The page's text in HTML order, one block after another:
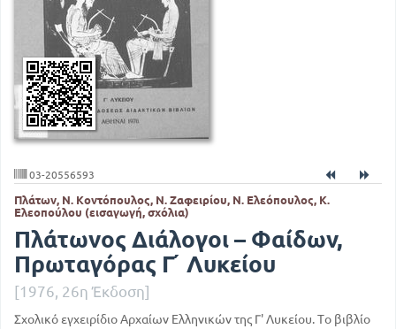
03-20556593
Πλάτων, Ν. Κοντόπουλος, Ν. Ζαφειρίου, Ν. Ελεόπουλος, Κ.
Ελεοπούλου (εισαγωγή, σχόλια)
Πλάτωνος Διάλογοι – Φαίδων,
Πρωταγόρας Γ ́ Λυκείου
[1976, 26η Έκδοση]
Σχολικό εγχειρίδιο Αρχαίων Ελληνικών της Γ' Λυκείου. Το βιβλίο